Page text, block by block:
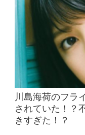
川島海荷のフラ
されていた！？
きすぎた！？